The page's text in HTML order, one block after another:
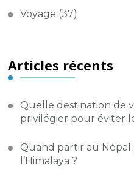
Voyage (37)
Articles récents
Quelle destination de
privilégier pour éviter
Quand partir au
l’Himalaya ?